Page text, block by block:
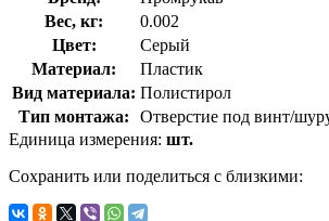
Вес, кг:
0.002
Цвет:
Серый
Материал:
Пластик
Вид материала: Полистирол
Тип монтажа:
Отверстие под винт/
Единица измерения: шт.
Сохранить или поделиться с близкими: